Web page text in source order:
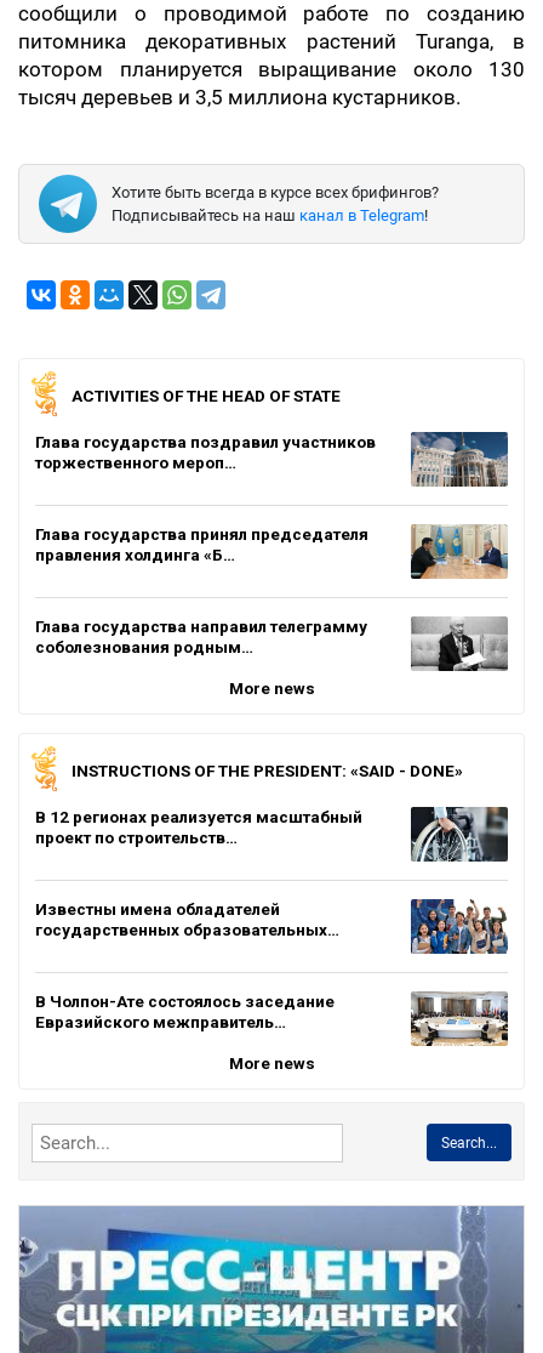
сообщили о проводимой работе по созданию
питомника декоративных растений Turanga, в
котором планируется выращивание около 130
тысяч деревьев и 3,5 миллиона кустарников.
Хотите быть всегда в курсе всех брифингов?
Подписывайтесь на наш канал в Telegram!
ACTIVITIES OF THE HEAD OF STATE
Глава государства поздравил участников
торжественного мероп…
Глава государства принял председателя
правления холдинга «Б…
Глава государства направил телеграмму
соболезнования родным…
More news
INSTRUCTIONS OF THE PRESIDENT: «SAID - DONE»
В 12 регионах реализуется масштабный
проект по строительств…
Известны имена обладателей
государственных образовательных…
В Чолпон-Ате состоялось заседание
Евразийского межправитель…
More news
Search...